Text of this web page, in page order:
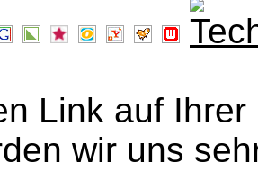
Link auf
wir uns